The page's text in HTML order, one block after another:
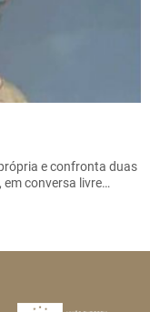
e confronta duas
conversa livre…